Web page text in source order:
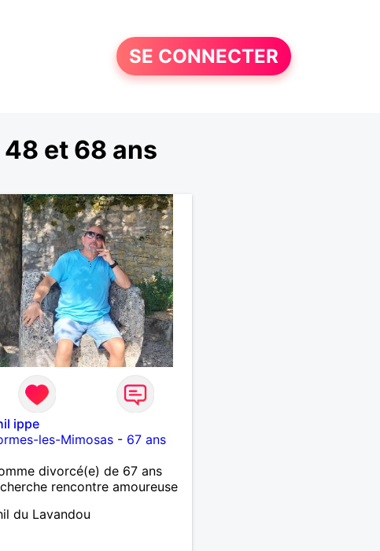
SE CONNECTER
et 68 ans
ippe
les-Mimosas - 67 ans
divorcé(e) de 67 ans
rencontre amoureuse
du Lavandou